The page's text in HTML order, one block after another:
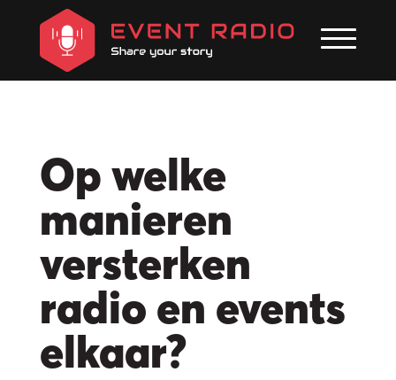
Op welke
manieren
versterken
radio en events
elkaar?